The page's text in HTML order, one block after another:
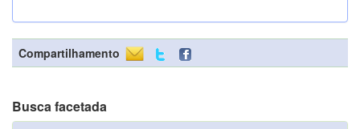
Compartilhamento
Busca facetada